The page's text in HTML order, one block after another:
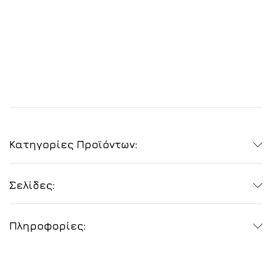
Κατηγορίες Προϊόντων:
Σελίδες:
Πληροφορίες: